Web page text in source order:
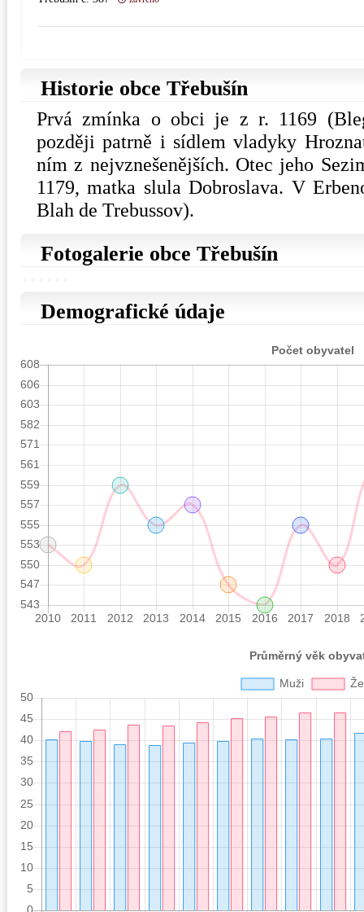
Historie obce Třebušín
Prvá zmínka o obci je z r. 1169
později patrně i sídlem vladyky
ním z nejvznešenějších. Otec jeho
1179, matka slula Dobroslava. V
Blah de Trebussov).
Fotogalerie obce Třebušín
Demografické údaje